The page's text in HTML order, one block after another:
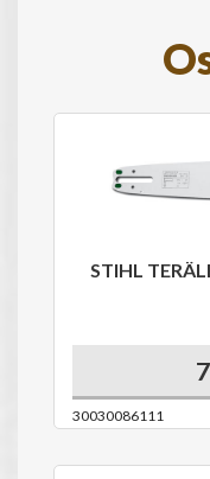
STIHL
30030086111